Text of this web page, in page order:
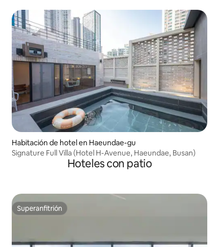
Habitación de hotel en Haeundae-gu
Signature Full Villa (Hotel H-Avenue, Haeundae, Busan)
Hoteles con patio
Superanfitrión
Superanfitrión